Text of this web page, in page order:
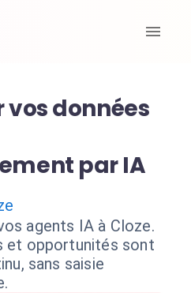
vos données
par IA
agents IA à Cloze.
et opportunités sont
sans saisie